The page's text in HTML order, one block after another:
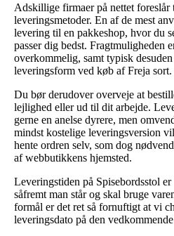
Adskillige firmaer på nettet
leveringsmetoder. En af de mest
levering til en pakkeshop, hvor du
passer dig bedst. Fragtmuligheden
overkommelig, samt typisk
leveringsform ved køb af Freja sort.
Du bør derudover overveje at
lejlighed eller ud til dit arbejde.
gerne en anelse dyrere, men
mindst kostelige leveringsversion
hente ordren selv, som dog
af webbutikkens hjemsted.
Leveringstiden på Spisebordsstol
såfremt man står og skal bruge
formål er det ret så fornuftigt at vi
leveringsdato på den